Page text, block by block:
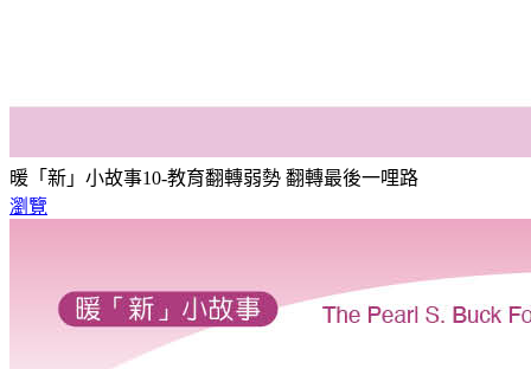
暖「新」小故事10-教育翻轉弱勢 翻轉最後一哩路
瀏覽